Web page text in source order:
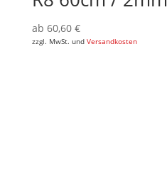
ab 60,60 €
zzgl. MwSt. und Versandkosten